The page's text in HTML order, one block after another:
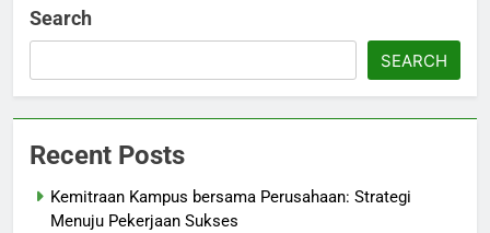
Search
SEARCH
Recent Posts
Kemitraan Kampus bersama Perusahaan: Strategi
Menuju Pekerjaan Sukses